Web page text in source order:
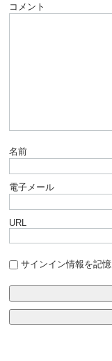
コメント
名前
電子メール
URL
サインイン情報を記憶